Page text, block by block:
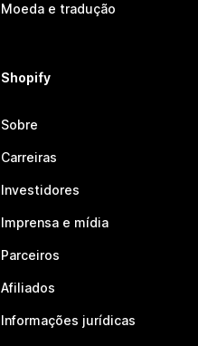
Moeda e tradução
Shopify
Sobre
Carreiras
Investidores
Imprensa e mídia
Parceiros
Afiliados
Informações jurídicas